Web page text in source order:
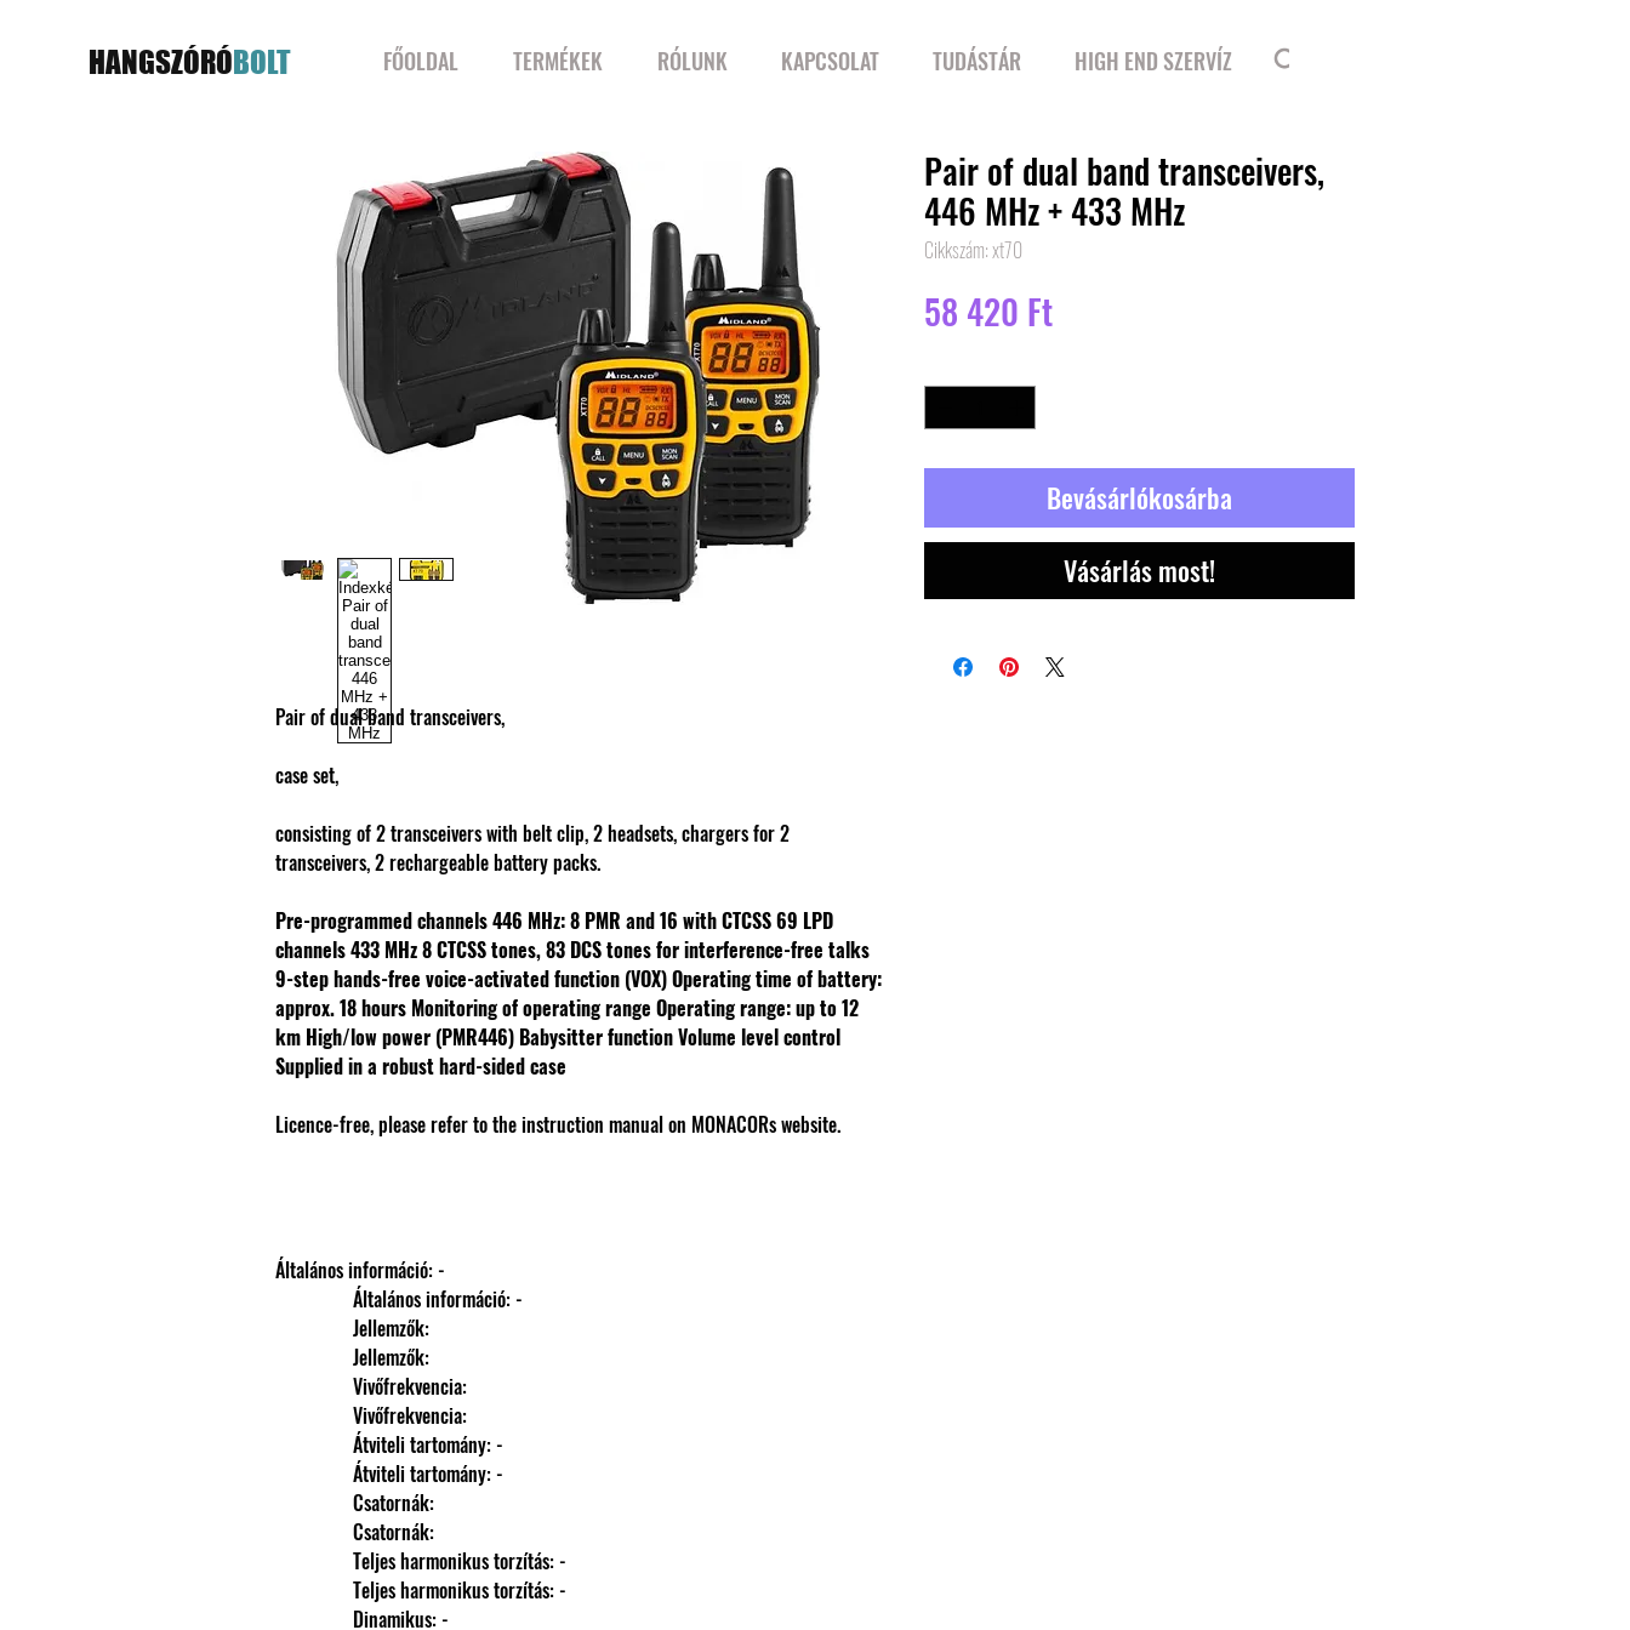
HANGSZÓRÓBOLT FŐOLDAL TERMÉKEK RÓLUNK KAPCSOLAT TUDÁSTÁR HIGH END SZERVÍZ
Pair of dual band transceivers,
case set,
consisting of 2 transceivers with belt clip, 2 headsets, chargers for 2
transceivers, 2 rechargeable battery packs.
Pre-programmed channels 446 MHz: 8 PMR and 16 with CTCSS69 LPD
channels 433 MHz8 CTCSS tones, 83 DCS tones for interference-free talks
9-step hands-free voice-activated function (VOX)Operating time of battery:
approx. 18 hours Monitoring of operating range Operating range: up to 12
km High/low power (PMR446) Babysitter functionVolume level control
Supplied in a robust hard-sided case
Licence-free, please refer to the instruction manual on MONACORs website.
Általános információ: -
                Általános információ: -
                Jellemzők:
                Jellemzők:
                Vivőfrekvencia:
                Vivőfrekvencia:
                Átviteli tartomány: -
                Átviteli tartomány: -
                Csatornák:
                Csatornák:
                Teljes harmonikus torzítás: -
                Teljes harmonikus torzítás: -
                Dinamikus: -
Pair of dual band transceivers,
446 MHz + 433 MHz
Cikkszám: xt70
58 420 FtÁr
Bevásárlókosárba
Vásárlás most!